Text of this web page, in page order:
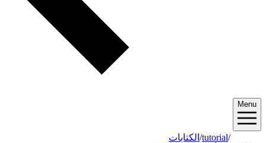
Menu
الكتابات/tutorial